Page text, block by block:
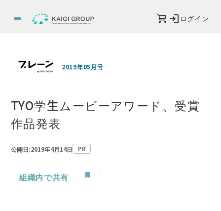
ログイン
2019年05月号
TYO学生ムービーアワード、受賞
作品発表
公開日:2019年4月14日 PR
組織内で共有